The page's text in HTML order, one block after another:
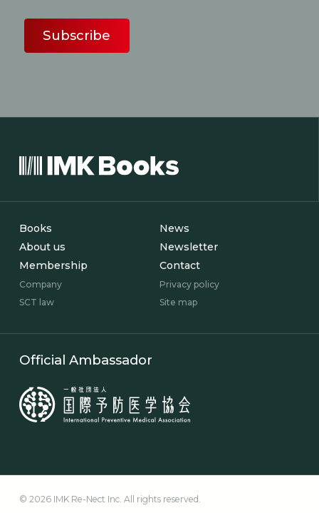
Subscribe
Books
News
About us
Newsletter
Membership
Contact
Company
Privacy policy
SCT law
Site map
Official Ambassador
© 2026 IMK Re-Nect Inc. All rights reserved.